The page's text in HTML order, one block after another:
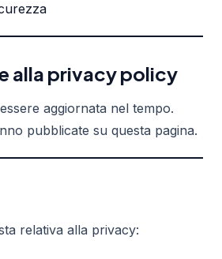
alla privacy policy
aggiornata nel tempo.
pubblicate su questa pagina.
relativa alla privacy: